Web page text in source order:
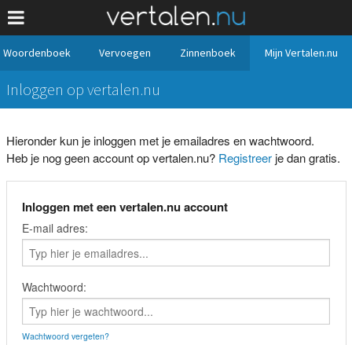
Woordenboek Vervoegen Zinnenboek Mijn Vertalen.nu
Inloggen op vertalen.nu
Hieronder kun je inloggen met je emailadres en wachtwoord.
Heb je nog geen account op vertalen.nu? Registreerje dan gratis.
Inloggen met een vertalen.nu account
E-mail adres:
Wachtwoord:
Wachtwoord vergeten?